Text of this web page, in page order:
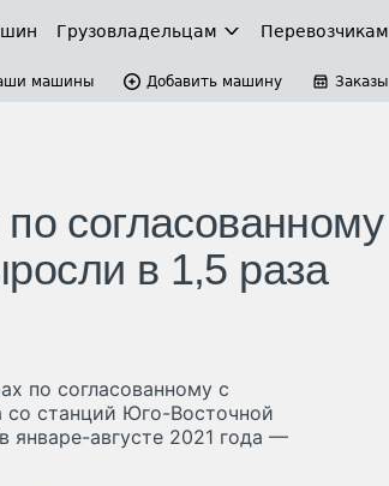
Грузовладельцам Перевозчикам
машины Добавить машину Заказы
согласованному
в 1,5 раза
по согласованному с
со станций Юго-Восточной
августе 2021 года —